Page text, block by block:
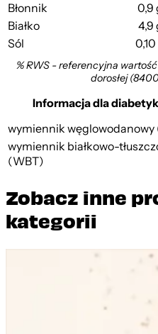
Błonnik
0,9
Białko
4,9
Sól
% RWS - referencyjna
dorosłej
Informacja dla
wymiennik
wymiennik białkowo-
(WBT)
Zobacz inne
kategorii